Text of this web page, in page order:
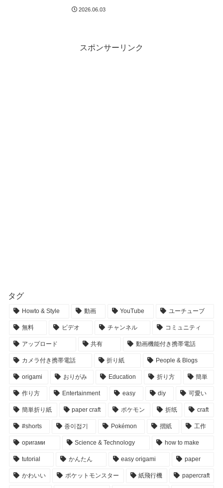
Easy Origami Art
2026.06.03
スポンサーリンク
タグ
Howto & Style 動画 YouTube ユーチューブ
無料 ビデオ チャンネル コミュニティ
アップロード 共有 動画機能付き携帯電話
カメラ付き携帯電話 折り紙 People & Blogs
origami おりがみ Education 折り方 簡単
作り方 Entertainment easy diy 可愛い
簡単折り紙 paper craft ポケモン 折纸 craft
#shorts 종이접기 Pokémon 摺紙 工作
оригами Science & Technology how to make
tutorial かんたん easy origami paper
かわいい ポケットモンスター 紙飛行機 papercraft